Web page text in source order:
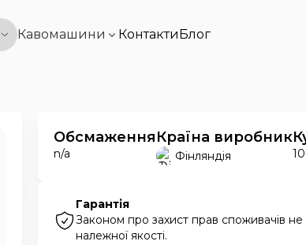
Кавомашини КонтактиБлог
Обсмаження
n/a
Країна виробник
Фінляндія
Гарантія
Законом про захист прав споживачів
належної якості.